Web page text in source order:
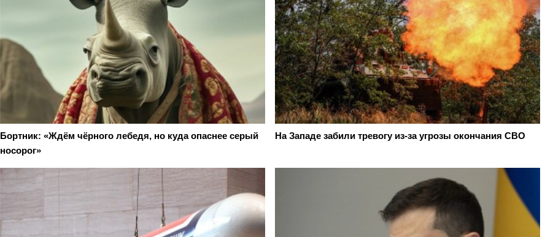
Бортник: «Ждём чёрного лебедя, но куда опаснее серый
носорог»
На Западе забили тревогу из-за угрозы окончания СВО